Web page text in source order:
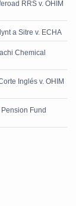
RRS v. OHIM
a Sitre v. ECHA
Chemical
Inglés v. OHIM
Fund